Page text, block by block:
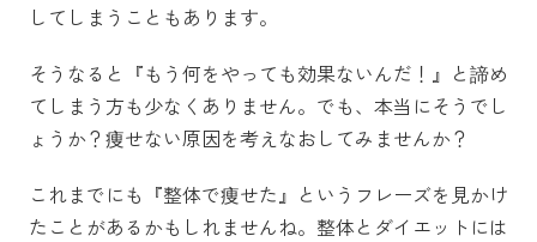
してしまうこともあります。
そうなると『もう何をやっても効果ないんだ！』と諦め
てしまう方も少なくありません。でも、本当にそうでし
ょうか？痩せない原因を考えなおしてみませんか？
これまでにも『整体で痩せた』というフレーズを見かけ
たことがあるかもしれませんね。整体とダイエットには